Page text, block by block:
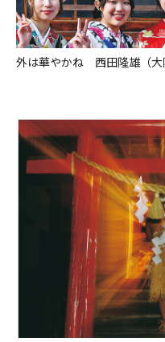
外は華やかね 西田隆雄（大